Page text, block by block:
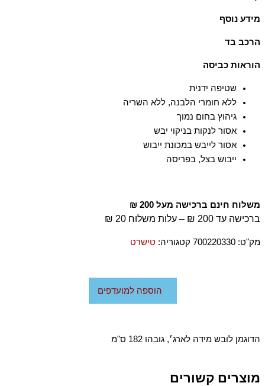
התומכות במגוון ביולוגי ובמערכות אקולוגיות בריאות
מידע נוסף
הרכב בד
הוראות כביסה
שטיפה ידנית
ללא חומרי הלבנה, ללא השריה
גיהוץ בחום נמוך
אסור לנקות בניקוי יבש
אסור לייבש במכונת ייבוש
ייבוש בצל, בפריסה
משלוח חינם ברכישה מעל 200 ₪
ברכישה עד 200 ₪ – עלות משלוח 20 ₪
מק"ט: 700220330 קטגוריה: טישרט
הוספה למועדפים
הדוגמן לובש מידה לארג׳, גובהו 182 ס"מ
מוצרים קשורים